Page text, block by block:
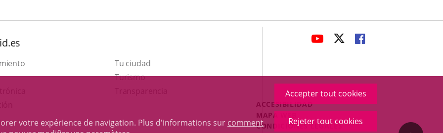
votre expérience de navigation. Plus d'informations sur comment
Accepter tout cookies
Rejeter tout cookies
Tu ciudad
TurismoEste
abrirá
una
ENLACE
APLICACIÓN
EXTERNA.
ENLACE
APLICACIÓN
EXTERNA.
ENLACE
APLICACIÓN
EXTERNA.
Menú
Legal
Footer
ACCESIBILIDAD
MAPA WEB
CONDICIONES LEGALES